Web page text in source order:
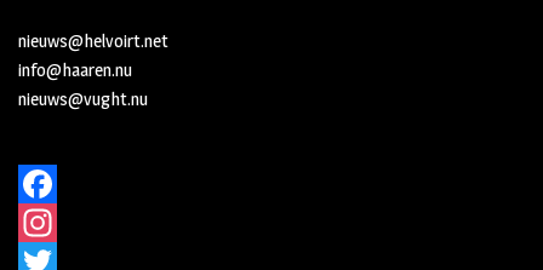
nieuws@helvoirt.net
info@haaren.nu
nieuws@vught.nu
F
a